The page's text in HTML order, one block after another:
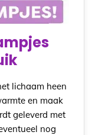
lichaam heen
en maak
geleverd met
nog